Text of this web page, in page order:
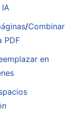
/Combinar
PDF
en